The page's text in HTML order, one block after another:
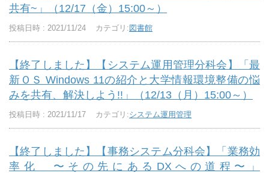
共有~」（12/17（金）15:00～）
投稿日時 : 2021/11/24 カテゴリ: 図書館
【終了しました】【システム運用管理分科会】「最
新ＯＳ Windows 11の紹介と大学情報環境整備の悩
みを共有、解決しよう!!」（12/13（月）15:00～）
投稿日時 : 2021/11/17 カテゴリ:システム運用管理
【終了しました】【事務システム分科会】「業務効
率化 〜その先にあるDXへの道程〜」